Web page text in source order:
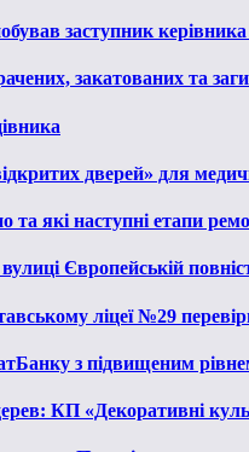
заступник
закатованих та
дверей» для
які наступні етапи
Європейській
ліцеї №29
з підвищеним
КП «Декоративні